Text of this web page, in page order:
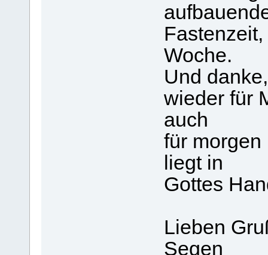
Woche.
Und
wieder für
auch
für
liegt in
Gottes
Lieben
Segen